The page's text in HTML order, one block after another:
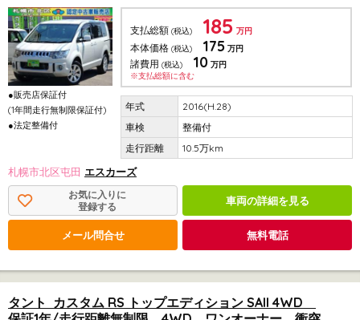
●販売店保証付
(1年間走行無制限保証付)
●法定整備付
支払総額 (税込) 185 万円
本体価格 (税込) 175 万円
諸費用 (税込) 10 万円
※支払総額に含む
2016(H.28)
整備付
10.5万km
札幌市北区屯田 エスカーズ
お気に入りに
登録する
車両の詳細を見る
メール問合せ 無料電話
タント カスタム RS トップエディション SAII 4WD